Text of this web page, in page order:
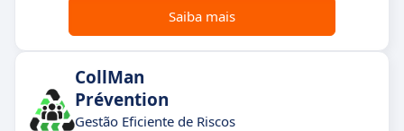
Saiba mais
CollMan
Prévention
Gestão Eficiente de Riscos